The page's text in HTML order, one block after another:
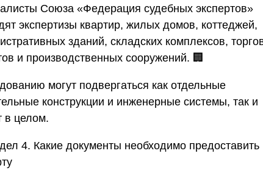
Союза «Федерация судебных экспертов»
экспертизы квартир, жилых домов, коттеджей,
зданий, складских комплексов,
и производственных сооружений. 🏢
могут подвергаться как отдельные
конструкции и инженерные системы, так и
в целом.
4. Какие документы необходимо предоставить